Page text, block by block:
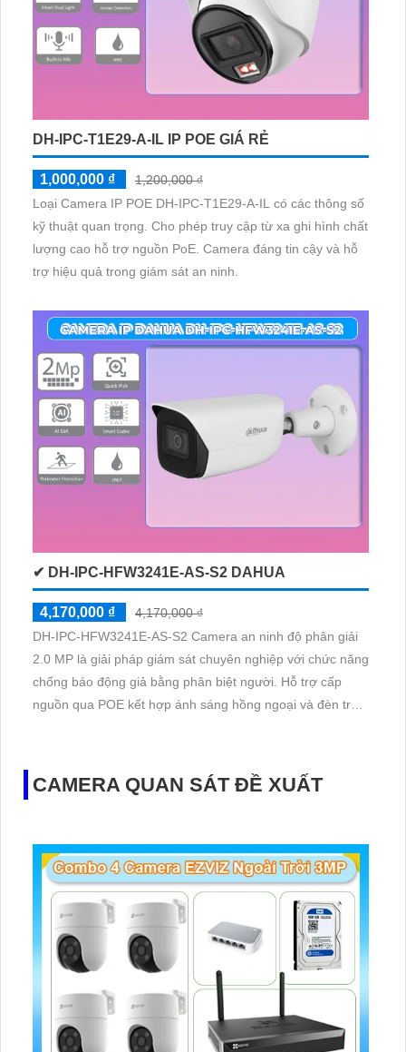
DH-IPC-T1E29-A-IL IP POE GIÁ RẺ
1,000,000 ₫
1,200,000 ₫
Loại Camera IP POE DH-IPC-T1E29-A-IL có các thông số
kỹ thuật quan trọng. Cho phép truy cập từ xa ghi hình chất
lượng cao hỗ trợ nguồn PoE. Camera đáng tin cậy và hỗ
trợ hiệu quả trong giám sát an ninh.
✔ DH-IPC-HFW3241E-AS-S2 DAHUA
4,170,000 ₫
4,170,000 ₫
DH-IPC-HFW3241E-AS-S2 Camera an ninh độ phân giải
2.0 MP là giải pháp giám sát chuyên nghiệp với chức năng
chống báo động giả bằng phân biệt người. Hỗ trợ cấp
nguồn qua POE kết hợp ánh sáng hồng ngoại và đèn trợ
CAMERA QUAN SÁT ĐỀ XUẤT